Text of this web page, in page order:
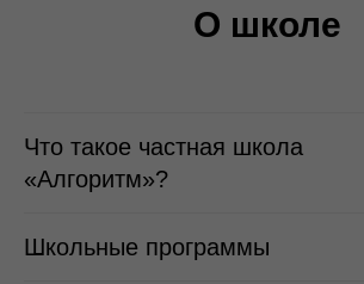
О школе
Что такое частная школа
«Алгоритм»?
Школьные программы